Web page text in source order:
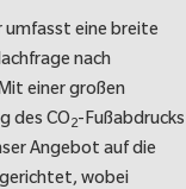
umfasst eine breite
nach
einer großen
des CO2-Fußabdrucks
Angebot auf die
wobei